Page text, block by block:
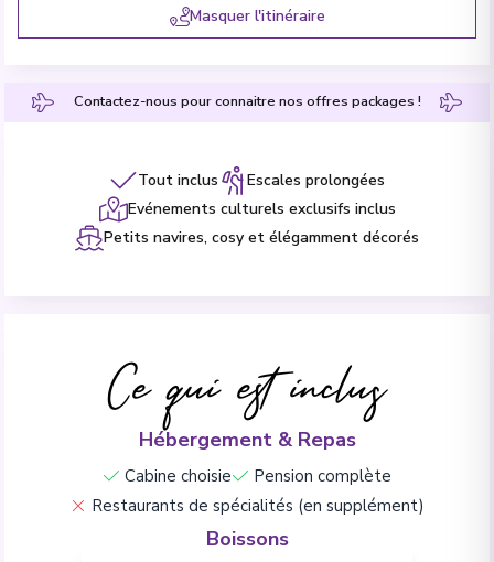
Masquer l'itinéraire
Contactez-nous pour connaitre nos offres packages !
Tout inclus
Escales prolongées
Evénements culturels exclusifs inclus
Petits navires, cosy et élégamment décorés
Ce qui est inclus
Hébergement & Repas
Cabine choisie
Pension complète
Restaurants de spécialités (en supplément)
Boissons